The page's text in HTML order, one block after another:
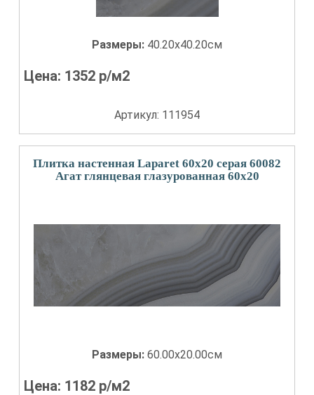
Размеры: 40.20x40.20см
Цена: 1352 р/м2
Артикул: 111954
Плитка настенная Laparet 60x20 серая 60082
Агат глянцевая глазурованная 60x20
Размеры: 60.00x20.00см
Цена: 1182 р/м2